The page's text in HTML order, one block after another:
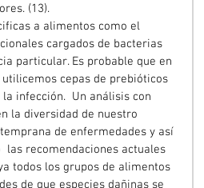
(13).
a alimentos como el
cargados de bacterias
particular. Es probable que en
cepas de prebióticos
infección.  Un análisis con
la diversidad de nuestro
de enfermedades y así
recomendaciones actuales
todos los grupos de alimentos
de que especies dañinas se